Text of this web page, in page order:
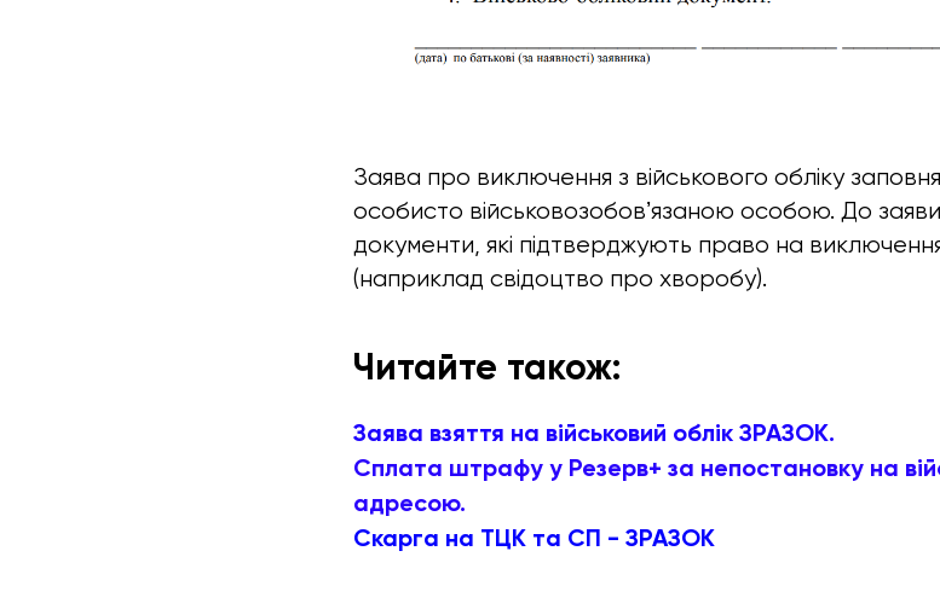
Заява про виключення з військового обліку
особисто військовозобовʼязаною особою. До
документи, які підтверджують право на виключення
(наприклад свідоцтво про хворобу).
Читайте також:
Заява взяття на військовий облік ЗРАЗОК.
Сплата штрафу у Резерв+ за непостановку на
адресою.
Скарга на ТЦК та СП - ЗРАЗОК